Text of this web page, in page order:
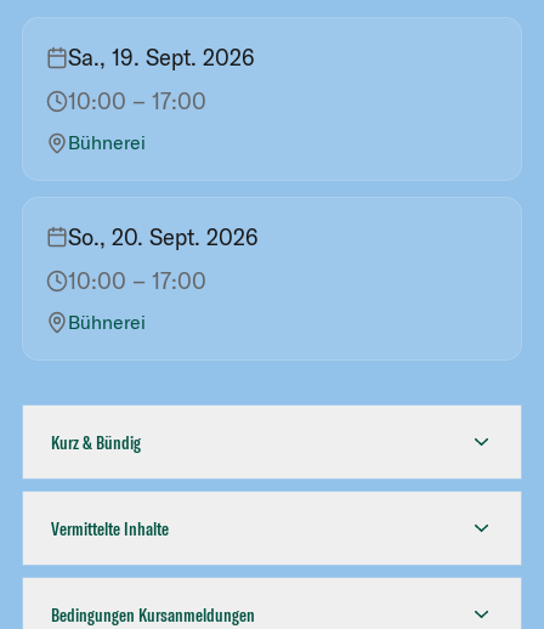
Sa., 19. Sept. 2026
10:00 – 17:00
Bühnerei
So., 20. Sept. 2026
10:00 – 17:00
Bühnerei
Kurz & Bündig
Vermittelte Inhalte
Bedingungen Kursanmeldungen